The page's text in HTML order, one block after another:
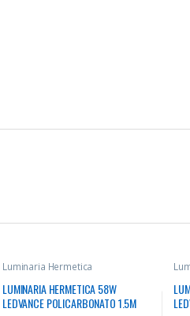
Luminaria Hermetica
LUMINARIA HERMETICA 58W
LEDVANCE POLICARBONATO 1.5M